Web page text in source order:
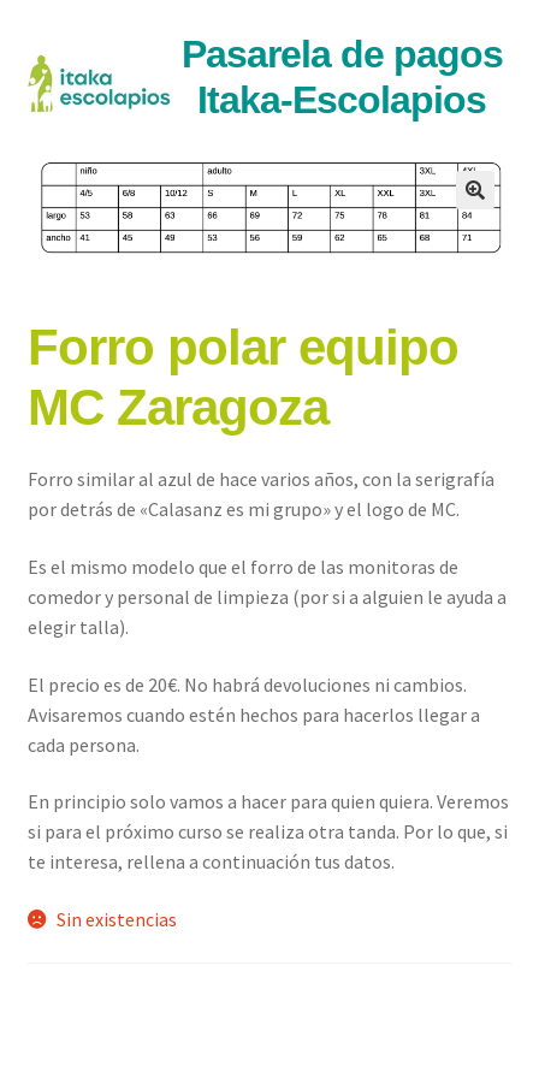
a
la
al
contenido
Pasarela de pagos
Itaka-Escolapios
Forro polar equipo
MC Zaragoza
Forro similar al azul de hace varios años, con la serigrafía
por detrás de «Calasanz es mi grupo» y el logo de MC.
Es el mismo modelo que el forro de las monitoras de
comedor y personal de limpieza (por si a alguien le ayuda a
elegir talla).
El precio es de 20€. No habrá devoluciones ni cambios.
Avisaremos cuando estén hechos para hacerlos llegar a
cada persona.
En principio solo vamos a hacer para quien quiera. Veremos
si para el próximo curso se realiza otra tanda. Por lo que, si
te interesa, rellena a continuación tus datos.
Sin existencias